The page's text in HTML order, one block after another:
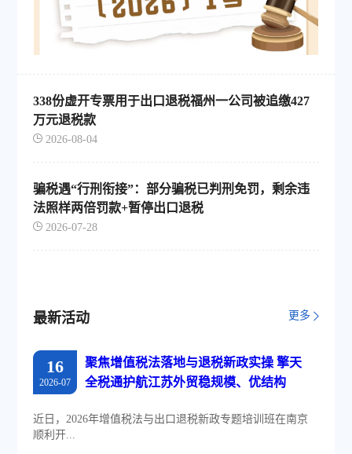
338份虚开专票用于出口退税福州一公司被追缴427
万元退税款
2026-08-04
骗税遇“行刑衔接”：部分骗税已判刑免罚，剩余违
法照样两倍罚款+暂停出口退税
2026-07-28
最新活动 更多
16
2026-07
聚焦增值税法落地与退税新政实操 擎天
全税通护航江苏外贸稳规模、优结构
近日，2026年增值税法与出口退税新政专题培训班在南京
顺利开...